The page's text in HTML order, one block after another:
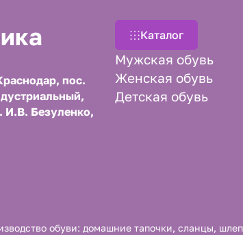
пос.
И.В. Безуленко,
Каталог
Мужская обувь
Женская обувь
Детская обувь
обуви: домашние тапочки, сланцы,